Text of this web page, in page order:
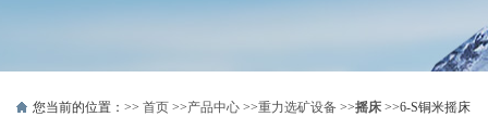
您当前的位置：>> 首页 >>产品中心 >>重力选矿设备 >>摇床 >>6-S铜米摇床